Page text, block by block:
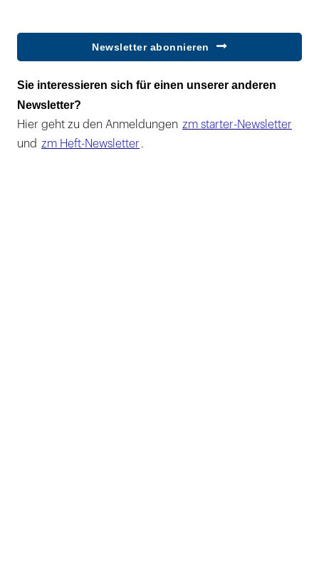
Newsletter abonnieren
Sie interessieren sich für einen unserer anderen
Newsletter?
Hier geht zu den Anmeldungen zm starter-Newsletter
und zm Heft-Newsletter .